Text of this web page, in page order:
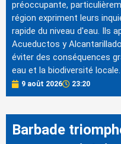
préoccupante,
région expriment leurs
rapide du niveau d'eau. Ils
Acueductos y
éviter des conséquences
eau et la biodiversité locale.
9 août 2026 23:20
Barbade